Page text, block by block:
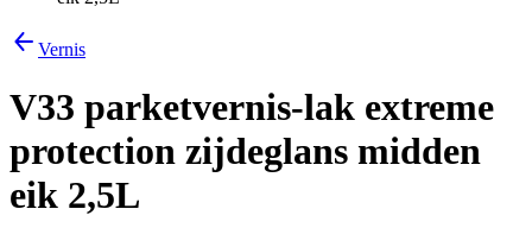
Vernis
V33 parketvernis-lak extreme
protection zijdeglans midden
eik 2,5L